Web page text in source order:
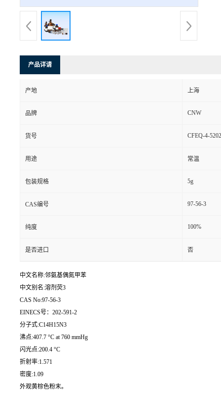
产品详请
产地 上海
品牌 CNW
货号 CFEQ-4-
用途 常温
包装规格 5g
CAS编号 97-56-3
纯度 100%
是否进口 否
中文名称:邻氨基偶氮甲苯
中文别名:溶剂荧3
CAS No:97-56-3
EINECS号：202-591-2
分子式:C14H15N3
沸点:407.7 °C at 760 mmHg
闪光点:200.4 °C
折射率:1.571
密度:1.09
外观黄棕色粉末。